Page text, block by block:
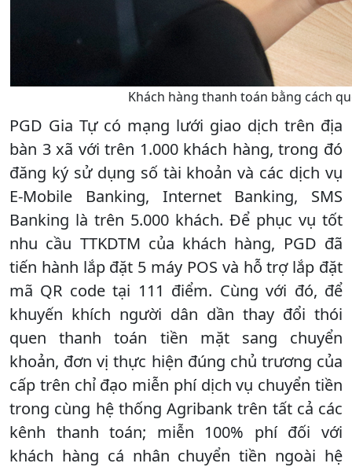
Khách hàng thanh toán bằng cách
PGD Gia Tự có mạng lưới giao dịch trên địa
bàn 3 xã với trên 1.000 khách hàng, trong đó
đăng ký sử dụng số tài khoản và các dịch vụ
E-Mobile Banking, Internet Banking, SMS
Banking là trên 5.000 khách. Để phục vụ tốt
nhu cầu TTKDTM của khách hàng, PGD đã
tiến hành lắp đặt 5 máy POS và hỗ trợ lắp đặt
mã QR code tại 111 điểm. Cùng với đó, để
khuyến khích người dân dần thay đổi thói
quen thanh toán tiền mặt sang chuyển
khoản, đơn vị thực hiện đúng chủ trương của
cấp trên chỉ đạo miễn phí dịch vụ chuyển tiền
trong cùng hệ thống Agribank trên tất cả các
kênh thanh toán; miễn 100% phí đối với
khách hàng cá nhân chuyển tiền ngoài hệ